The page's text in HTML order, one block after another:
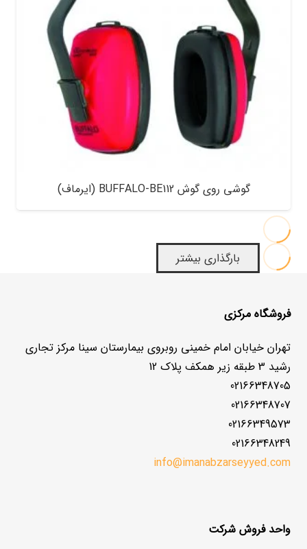
گوشی روی گوش BUFFALO-BE112 (ایرماف)
بارگذاری بیشتر
فروشگاه مرکزی
تهران خیابان امام خمینی روبروی بیمارستان سینا مرکز تجاری
رشید 3 طبقه زیر همکف پلاک 12
02166348705
02166348707
02166349573
02166348249
info@imanabzarseyyed.com
واحد فروش شرکت